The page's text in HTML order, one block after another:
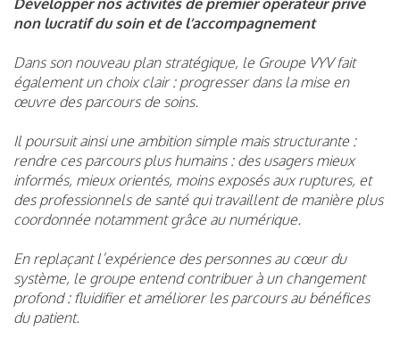
non lucratif du soin et de l’accompagnement
Dans son nouveau plan stratégique, le Groupe VYV fait
également un choix clair : progresser dans la mise en
œuvre des parcours de soins.
Il poursuit ainsi une ambition simple mais structurante :
rendre ces parcours plus humains : des usagers mieux
informés, mieux orientés, moins exposés aux ruptures, et
des professionnels de santé qui travaillent de manière plus
coordonnée notamment grâce au numérique.
En replaçant l’expérience des personnes au cœur du
système, le groupe entend contribuer à un changement
profond : fluidifier et améliorer les parcours au bénéfices
du patient.